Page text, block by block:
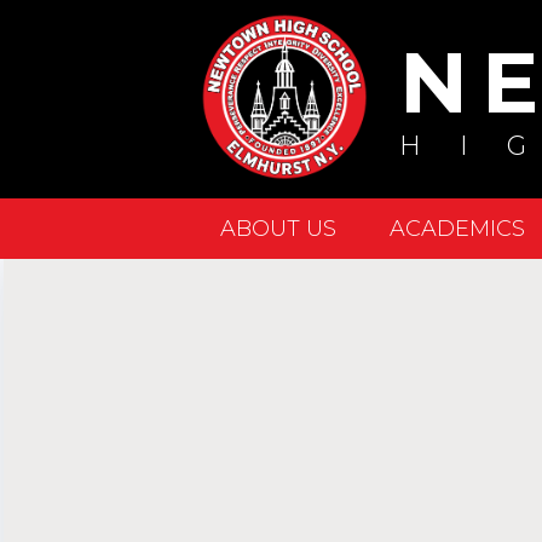
ABOUT US ACADEMICS